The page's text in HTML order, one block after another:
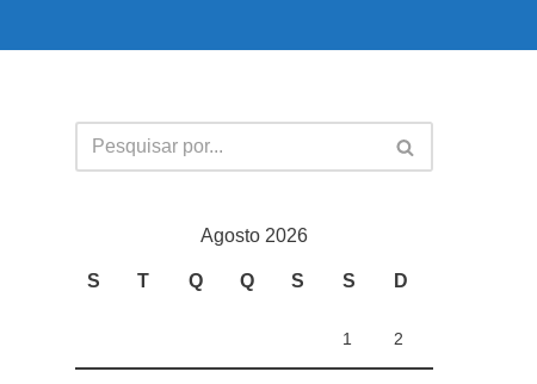
Agosto 2026
S T Q Q S S D
1 2